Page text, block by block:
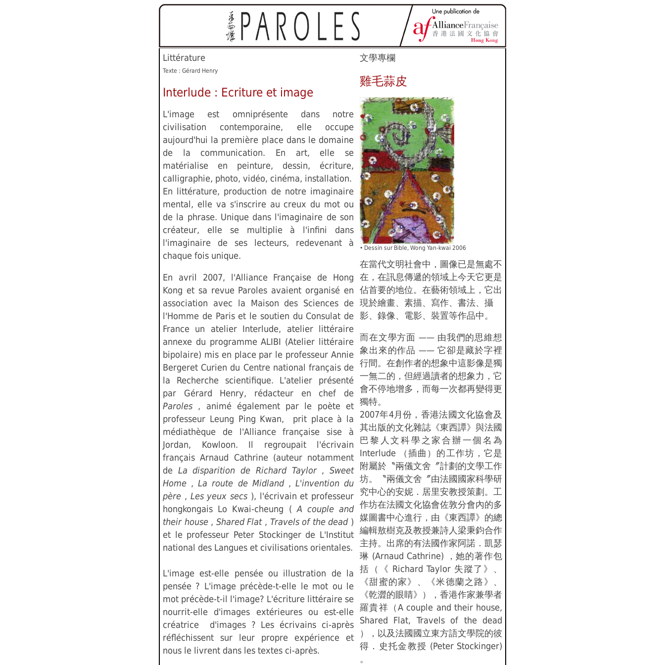
Littérature
Texte : Gérard Henry
Interlude : Ecriture et image
L'image est omniprésente dans notre
civilisation contemporaine, elle occupe
aujourd'hui la première place dans le domaine
de la communication. En art, elle se
matérialise en peinture, dessin, écriture,
calligraphie, photo, vidéo, cinéma, installation.
En littérature, production de notre imaginaire
mental, elle va s'inscrire au creux du mot ou
de la phrase. Unique dans l'imaginaire de son
créateur, elle se multiplie à l'infini dans
l'imaginaire de ses lecteurs, redevenant à
chaque fois unique.
En avril 2007, l'Alliance Française de Hong
Kong et sa revue Paroles avaient organisé en
association avec la Maison des Sciences de
l'Homme de Paris et le soutien du Consulat de
France un atelier Interlude, atelier littéraire
annexe du programme ALIBI (Atelier littéraire
bipolaire) mis en place par le professeur Annie
Bergeret Curien du Centre national français de
la Recherche scientifique. L'atelier présenté
par Gérard Henry, rédacteur en chef de
Paroles , animé également par le poète et
professeur Leung Ping Kwan, prit place à la
médiathèque de l'Alliance française sise à
Jordan, Kowloon. Il regroupait l'écrivain
français Arnaud Cathrine (auteur notamment
de La disparition de Richard Taylor ,Sweet
Home ,La route de Midland , L'invention du
père , Les yeux secs ), l'écrivain et professeur
hongkongais Lo Kwai-cheung ( A couple and
their house , Shared Flat , Travels of the dead )
et le professeur Peter Stockinger de L'Institut
national des Langues et civilisations orientales.
L'image est-elle pensée ou illustration de la
pensée ? L'image précède-t-elle le mot ou le
mot précède-t-il l'image? L'écriture littéraire se
nourrit-elle d'images extérieures ou est-elle
créatrice d'images ? Les écrivains ci-après
réfléchissent sur leur propre expérience et
nous le livrent dans les textes ci-après.
文學專欄
雞毛蒜皮
• Dessin sur Bible, Wong Yan-kwai 2006
在當代文明社會中，圖像已是無處不
在，在訊息傳遞的領域上今天它更是
佔首要的地位。在藝術領域上，它出
現於繪畫、素描、寫作、書法、攝
影、錄像、電影、裝置等作品中。
而在文學方面 —— 由我們的思維想
象出來的作品 —— 它卻是藏於字裡
行間。在創作者的想象中這影像是獨
一無二的，但經過讀者的想象力，它
會不停地增多，而每一次都再變得更
獨特。
2007年4月份，香港法國文化協會及
其出版的文化雜誌《東西譚》與法國
巴黎人文科學之家合辦一個名為
Interlude （插曲）的工作坊，它是
附屬於〝兩儀文舍〞計劃的文學工作
坊。〝兩儀文舍〞由法國國家科學研
究中心的安妮．居里安教授策劃。工
作坊在法國文化協會佐敦分會內的多
媒圖書中心進行，由《東西譚》的總
編輯敖樹克及教授兼詩人梁秉鈞合作
主持。出席的有法國作家阿諾．凱瑟
琳 (Arnaud Cathrine) ，她的著作包
括（《 Richard Taylor 失蹤了》、
《甜蜜的家》、《米德蘭之路》、
《乾澀的眼睛》），香港作家兼學者
羅貴祥（A couple and their house,
Shared Flat, Travels of the dead
），以及法國國立東方語文學院的彼
得．史托金教授 (Peter Stockinger)
。